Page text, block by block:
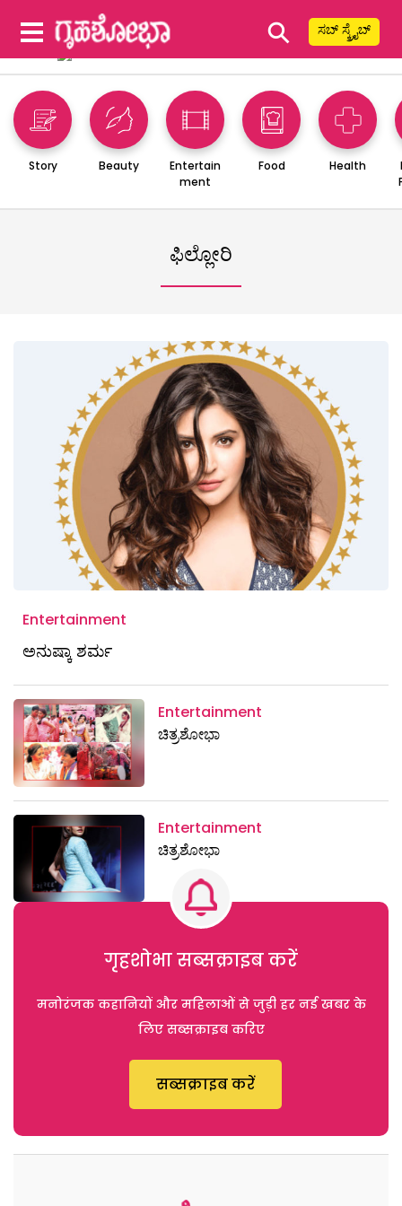
⚲ ಸಬ್ ಸ್ಕ್ರೈಬ್
Story Beauty
Entertain
ment
Food Health
ಫಿಲ್ಲೋರಿ
Entertainment
ಅನುಷ್ಕಾ ಶರ್ಮ
Entertainment
ಚಿತ್ರಶೋಭಾ
Entertainment
ಚಿತ್ರಶೋಭಾ
गृहशोभा सब्सक्राइब करें
मनोरंजक कहानियों और महिलाओं से जुड़ी हर नई खबर के
लिए सब्सक्राइब करिए
सब्सक्राइब करें